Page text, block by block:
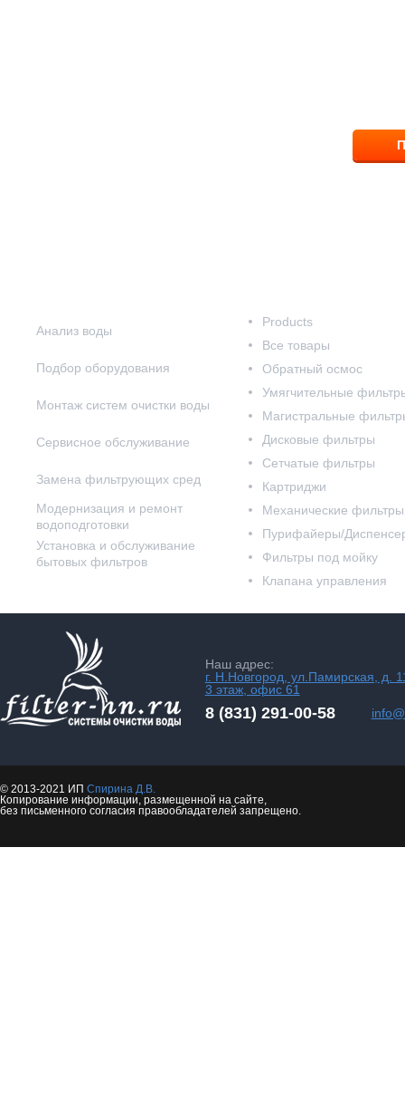
Анализ воды
Подбор оборудования
Монтаж систем очистки воды
Сервисное обслуживание
Замена фильтрующих сред
Модернизация и ремонт
водоподготовки
Установка и обслуживание
бытовых фильтров
Products
Все товары
Обратный осмос
Умягчительные
Магистральные
Дисковые фильтры
Сетчатые фильтры
Картриджи
Механические фильтры
Пурифайеры/
Фильтры под мойку
Клапана управления
Наш адрес:
г. Н.Новгород, ул.Памирская, д.
3 этаж, офис 61
8 (831) 291-00-58
© 2013-2021 ИП Спирина Д.В.
Копирование информации, размещенной на сайте,
без письменного согласия правообладателей запрещено.